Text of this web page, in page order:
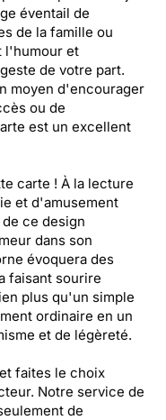
éventail de
de la famille ou
l'humour et
de votre part.
moyen d'encourager
ou de
est un excellent
carte ! À la lecture
et d'amusement
ce design
dans son
évoquera des
faisant sourire
plus qu'un simple
ordinaire en un
et de légèreté.
faites le choix
Notre service de
de